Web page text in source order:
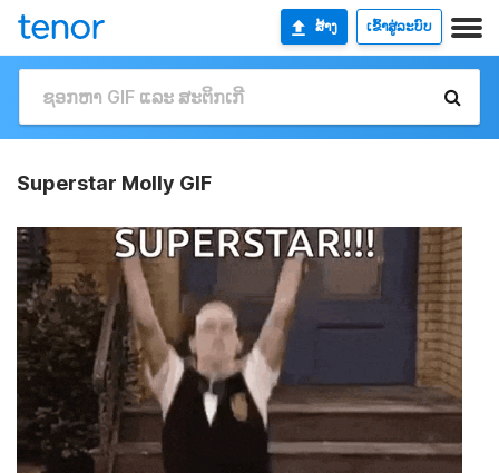
ສ້າງ ເຂົ້າສູ່ລະບົບ
Superstar Molly GIF